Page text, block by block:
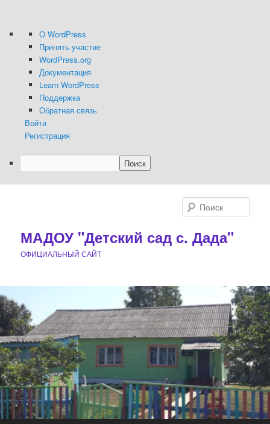
WordPress
О WordPress
Принять участие
WordPress.org
Документация
Learn WordPress
Поддержка
Обратная связь
Войти
Регистрация
Поиск
МАДОУ "Детский сад с. Дада"
ОФИЦИАЛЬНЫЙ САЙТ